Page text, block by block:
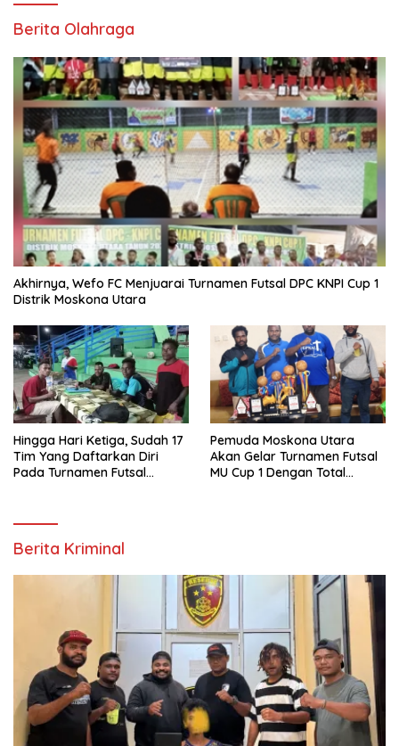
Berita Olahraga
Akhirnya, Wefo FC Menjuarai Turnamen Futsal DPC KNPI Cup 1
Distrik Moskona Utara
Hingga Hari Ketiga, Sudah 17
Tim Yang Daftarkan Diri
Pada Turnamen Futsal
Pemuda Moskona Utara
Akan Gelar Turnamen Futsal
MU Cup 1 Dengan Total
Berita Kriminal